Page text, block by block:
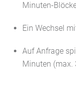
Minuten-
Ein Wechsel
Auf Anfrage
Minuten (max.